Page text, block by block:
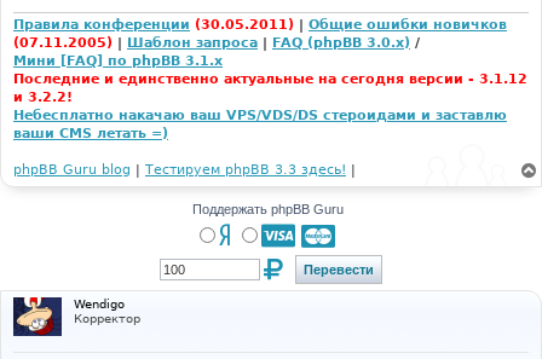
Правила конференции (30.05.2011) | Общие ошибки новичков
(07.11.2005) | Шаблон запроса | FAQ (phpBB 3.0.x) /
Мини [FAQ] по phpBB 3.1.x
Последние и единственно актуальные на сегодня версии - 3.1.12
и 3.2.2!
Небесплатно накачаю ваш VPS/VDS/DS стероидами и заставлю
ваши CMS летать =)
phpBB Guru blog | Тестируем phpBB 3.3 здесь! |
Поддержать phpBB Guru
Wendigo
Корректор